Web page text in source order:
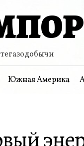
Южная Америка